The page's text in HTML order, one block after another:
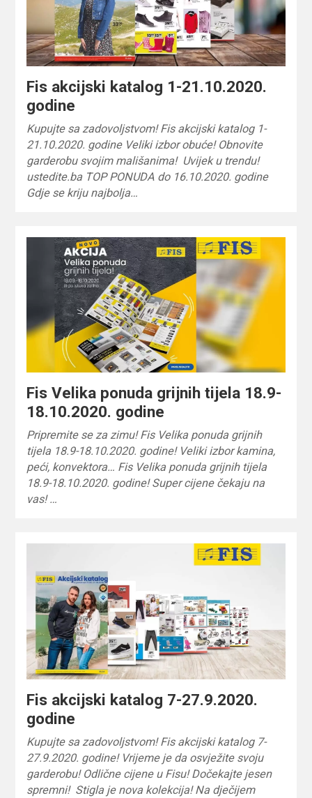
Fis akcijski katalog 1-21.10.2020.
godine
Kupujte sa zadovoljstvom! Fis akcijski katalog 1-
21.10.2020. godine Veliki izbor obuće! Obnovite
garderobu svojim mališanima! Uvijek u trendu!
ustedite.ba TOP PONUDA do 16.10.2020. godine
Gdje se kriju najbolja…
Fis Velika ponuda grijnih tijela 18.9-
18.10.2020. godine
Pripremite se za zimu! Fis Velika ponuda grijnih
tijela 18.9-18.10.2020. godine! Veliki izbor kamina,
peći, konvektora… Fis Velika ponuda grijnih tijela
18.9-18.10.2020. godine! Super cijene čekaju na
vas! …
Fis akcijski katalog 7-27.9.2020.
godine
Kupujte sa zadovoljstvom! Fis akcijski katalog 7-
27.9.2020. godine! Vrijeme je da osvježite svoju
garderobu! Odlične cijene u Fisu! Dočekajte jesen
spremni! Stigla je nova kolekcija! Na dječijem